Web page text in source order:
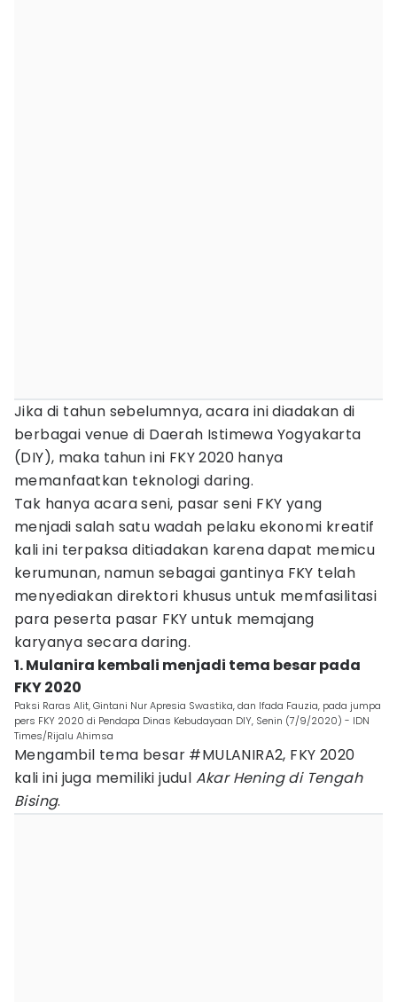
Jika di tahun sebelumnya, acara ini diadakan di
berbagai venue di Daerah Istimewa Yogyakarta
(DIY), maka tahun ini FKY 2020 hanya
memanfaatkan teknologi daring.
Tak hanya acara seni, pasar seni FKY yang
menjadi salah satu wadah pelaku ekonomi kreatif
kali ini terpaksa ditiadakan karena dapat memicu
kerumunan, namun sebagai gantinya FKY telah
menyediakan direktori khusus untuk memfasilitasi
para peserta pasar FKY untuk memajang
karyanya secara daring.
1. Mulanira kembali menjadi tema besar pada
FKY 2020
Paksi Raras Alit, Gintani Nur Apresia Swastika, dan Ifada Fauzia, pada jumpa
pers FKY 2020 di Pendapa Dinas Kebudayaan DIY, Senin (7/9/2020) - IDN
Times/Rijalu Ahimsa
Mengambil tema besar #MULANIRA2, FKY 2020
kali ini juga memiliki judul Akar Hening di Tengah
Bising.